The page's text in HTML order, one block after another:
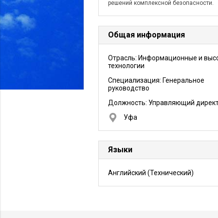
решений комплексной безопасности.
Общая информация
Отрасль: Информационные и
технологии
Специализация: Генеральное
руководство
Должность: Управляющий
Уфа
Языки
Английский (Технический)